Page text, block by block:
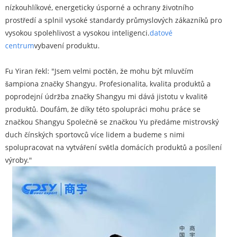
nízkouhlíkové, energeticky úsporné a ochrany životního
prostředí a splnil vysoké standardy průmyslových zákazníků pro
vysokou spolehlivost a vysokou inteligenci.datové
centrumvybavení produktu.
Fu Yiran řekl: "Jsem velmi poctěn, že mohu být mluvčím
šampiona značky Shangyu. Profesionalita, kvalita produktů a
poprodejní údržba značky Shangyu mi dává jistotu v kvalitě
produktů. Doufám, že díky této spolupráci mohu práce se
značkou Shangyu Společně se značkou Yu předáme mistrovský
duch čínských sportovců více lidem a budeme s nimi
spolupracovat na vytváření světla domácích produktů a posílení
výroby."